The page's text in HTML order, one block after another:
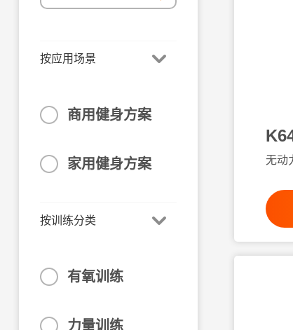
按应用场景
商用健身方案
家用健身方案
按训练分类
有氧训练
力量训练
无动